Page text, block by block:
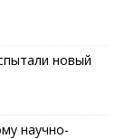
новый
научно-